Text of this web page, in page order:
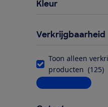
Kleur
Verkrijgbaarheid
Toon alleen
producten (125)
Meer informatie